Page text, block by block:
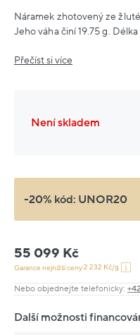
Náramek zhotovený ze
Jeho váha činí 19.75 g.
Přečíst si více
Není skladem
-20% kód: UNOR20
55 099 Kč
Garance nejnižší ceny:2 232 Kč/g
Nebo objednejte telefonicky:
Další možnosti